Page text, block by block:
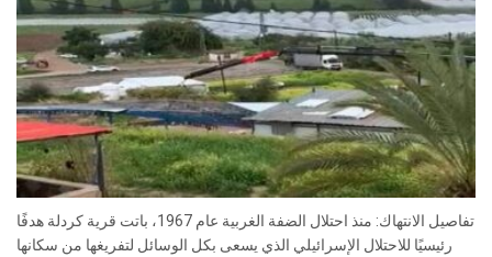
تفاصيل الانتهاك: منذ احتلال الضفة الغربية عام 1967، باتت قرية كردلة هدفًا
رئيسيًا للاحتلال الإسرائيلي الذي يسعى بكل الوسائل لتفريغها من سكانها